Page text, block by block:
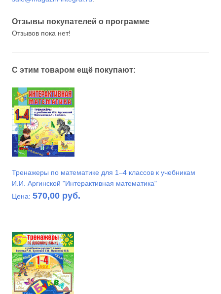
Отзывы покупателей о программе
Отзывов пока нет!
С этим товаром ещё покупают:
Тренажеры по математике для 1–4 классов к учебникам
И.И. Аргинской "Интерактивная математика"
Цена: 570,00 руб.